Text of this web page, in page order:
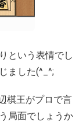
という表情でし
ました(^_^;
棋王がプロで言
局面でしょうか